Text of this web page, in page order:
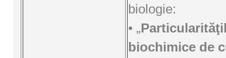
biologie:
• „
biochimice de